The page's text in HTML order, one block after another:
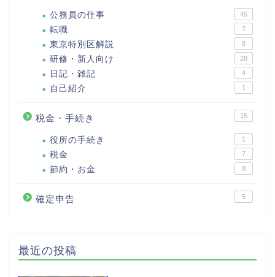
公務員の仕事 45
転職 7
東京特別区解説 8
研修・新人向け 28
日記・雑記 4
自己紹介 1
税金・手続き 15
役所の手続き 1
税金 7
節約・お金 8
確定申告 5
最近の投稿